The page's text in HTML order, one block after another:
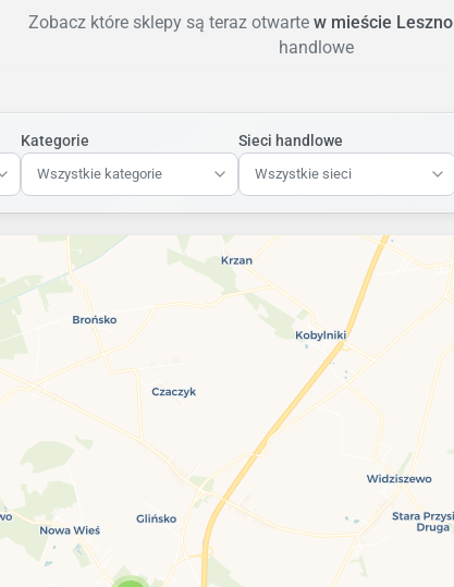
Zobacz które sklepy są teraz otwarte w mieście Leszno
handlowe
Kategorie
Wszystkie kategorie
Sieci handlowe
Wszystkie sieci